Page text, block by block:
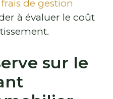
frais de gestion
à évaluer le coût
sur le